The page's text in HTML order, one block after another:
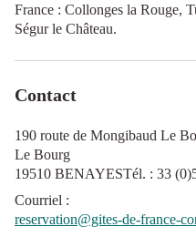
France : Collonges la Rouge,
Ségur le Château.
Contact
190 route de Mongibaud Le
Le Bourg
19510 BENAYESTél. : 33
Courriel :
reservation@gites-de-france-